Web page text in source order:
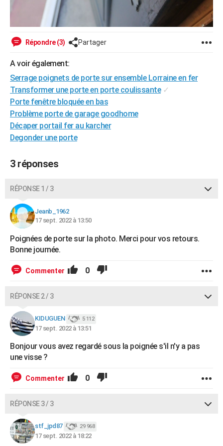
Répondre (3) Partager
A voir également:
Serrage poignets de porte sur ensemble Lorraine en fer
Transformer une porte en porte coulissante ✓
Porte fenêtre bloquée en bas
Problème porte de garage goodhome
Décaper portail fer au karcher
Degonder une porte
3 réponses
RÉPONSE 1 / 3
Jeanb_1962
17 sept. 2022 à 13:50
Poignées de porte sur la photo. Merci pour vos retours.
Bonne journée.
Commenter 0
RÉPONSE 2 / 3
KIDUGUEN 5 112
17 sept. 2022 à 13:51
Bonjour vous avez regardé sous la poignée s'il n'y a pas
une visse ?
Commenter 0
RÉPONSE 3 / 3
stf_jpd87 29 968
17 sept. 2022 à 18:22